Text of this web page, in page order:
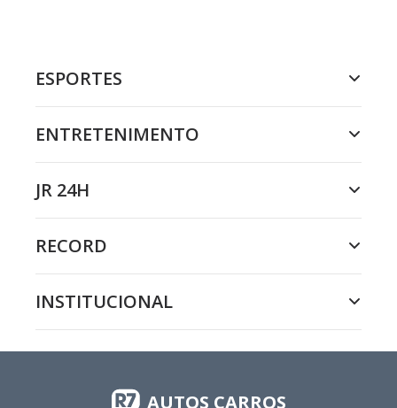
ESPORTES
ENTRETENIMENTO
JR 24H
RECORD
INSTITUCIONAL
AUTOS CARROS